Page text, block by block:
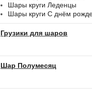
Шары круги Леденцы
Шары круги С днём
Грузики для шаров
Шар Полумесяц